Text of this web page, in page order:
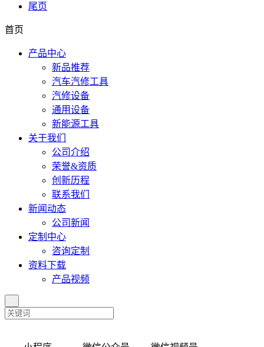
尾页
首页
产品中心
新品推荐
汽车汽修工具
汽修设备
通用设备
新能源工具
关于我们
公司介绍
荣誉&资质
创新历程
联系我们
新闻动态
公司新闻
定制中心
咨询定制
资料下载
产品视频